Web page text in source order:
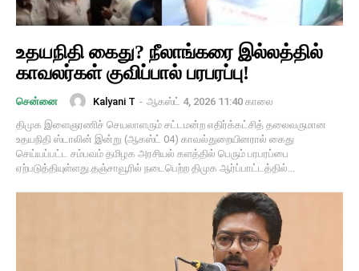
உதயநிதி கைது? நீலாங்கரை இல்லத்தில்
காவலர்கள் குவிப்பால் பரபரப்பு!
சென்னை Kalyani T - ஆகஸ்ட் 4, 2026 11:40 காலை
திமுக இளைஞரணிச் செயலாளரும் சட்டமன்ற எதிர்க்கட்சித் தலைவருமான
உதயநிதி ஸ்டாலின் இன்று (ஆகஸ்ட் 04) காவல்துறையினரால் கைது
செய்யப்பட்ட சம்பவம் தமிழக அரசியல் களத்தில் பெரும் பரபரப்பை
ஏற்படுத்தியுள்ளது.தஞ்சாவூரில் நடைபெற்ற திமுக ஆர்ப்பாட்டத்தில்...